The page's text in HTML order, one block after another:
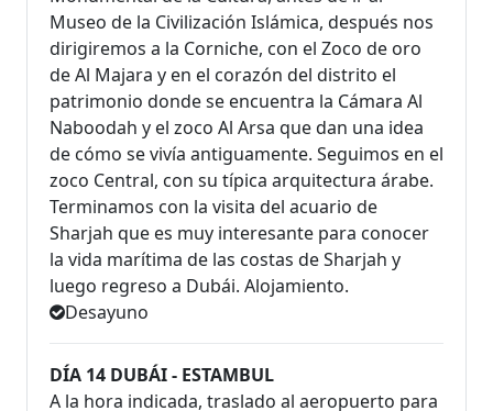
Museo de la Civilización Islámica, después nos
dirigiremos a la Corniche, con el Zoco de oro
de Al Majara y en el corazón del distrito el
patrimonio donde se encuentra la Cámara Al
Naboodah y el zoco Al Arsa que dan una idea
de cómo se vivía antiguamente. Seguimos en el
zoco Central, con su típica arquitectura árabe.
Terminamos con la visita del acuario de
Sharjah que es muy interesante para conocer
la vida marítima de las costas de Sharjah y
luego regreso a Dubái. Alojamiento.
Desayuno
DÍA 14 DUBÁI - ESTAMBUL
A la hora indicada, traslado al aeropuerto para